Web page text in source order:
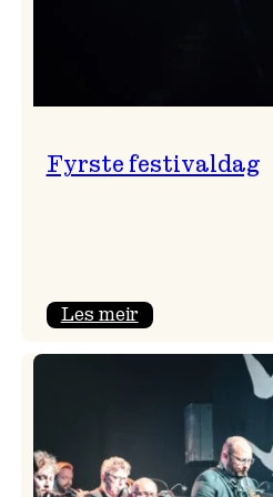
Fyrste festivaldag
Les meir: